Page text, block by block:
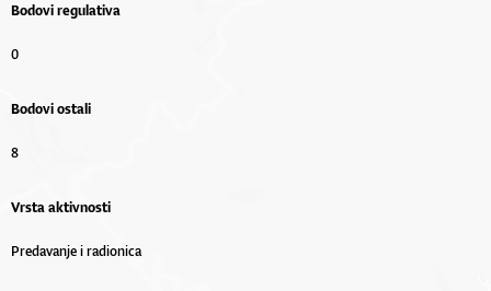
Bodovi regulativa
0
Bodovi ostali
8
Vrsta aktivnosti
Predavanje i radionica